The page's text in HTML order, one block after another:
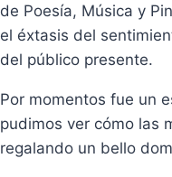
de Poesía, Música y
el éxtasis del
del público presente.
Por momentos fue un
pudimos ver cómo las
regalando un bello